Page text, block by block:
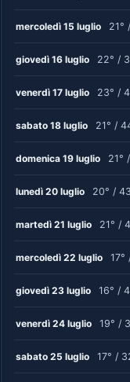
mercoledì 15 luglio 21°
giovedì 16 luglio 22° /
venerdì 17 luglio 23° /
sabato 18 luglio 21° /
domenica 19 luglio 21°
lunedì 20 luglio 20° /
martedì 21 luglio 21° /
mercoledì 22 luglio 17°
giovedì 23 luglio 16° /
venerdì 24 luglio 19° /
sabato 25 luglio 17° /